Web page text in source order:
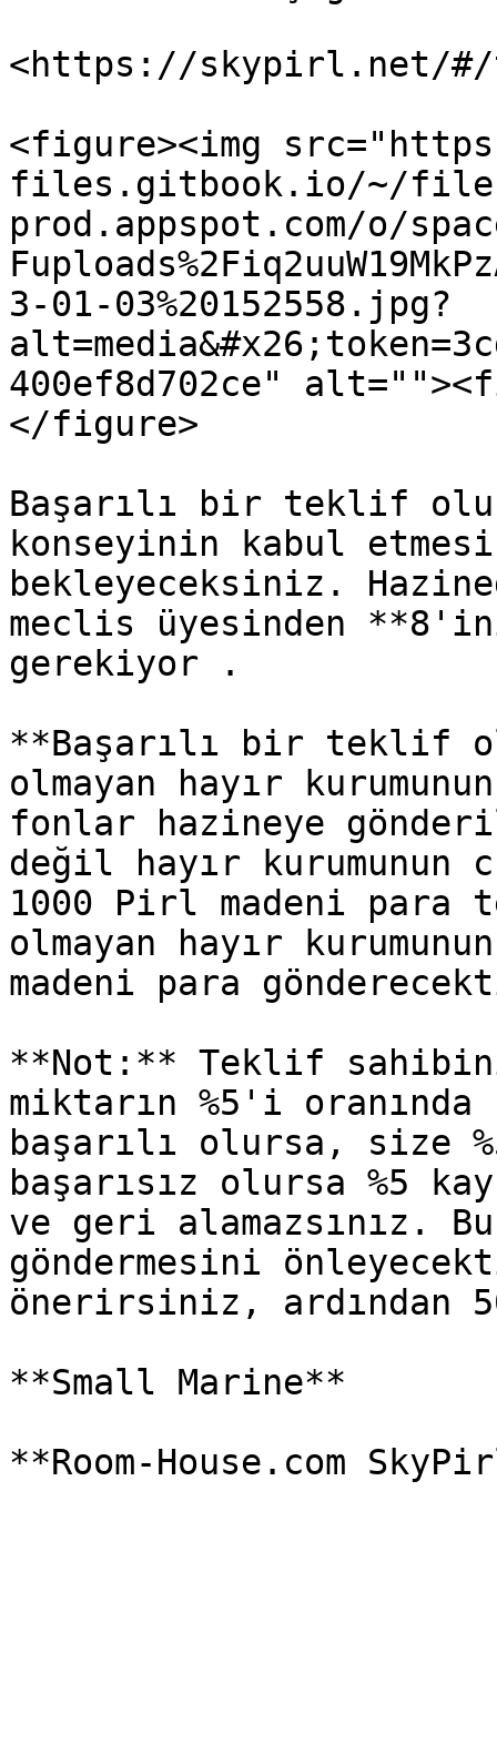
<https://skypirl.net/#/
<figure><img
files.gitbook.io/~/
prod.appspot.com/o/
3-01-03%20152558.jpg?
400ef8d702ce"
</figure>
Başarılı bir teklif
konseyinin kabul
bekleyeceksiniz.
meclis üyesinden
gerekiyor .
**Başarılı bir teklif
olmayan hayır
fonlar hazineye
değil hayır kurumunun
1000 Pirl madeni para
olmayan hayır
madeni para
**Not:** Teklif
miktarın %5'i
başarılı olursa, size
başarısız olursa %5
ve geri alamazsınız.
göndermesini
önerirsiniz,
**Small Marine**